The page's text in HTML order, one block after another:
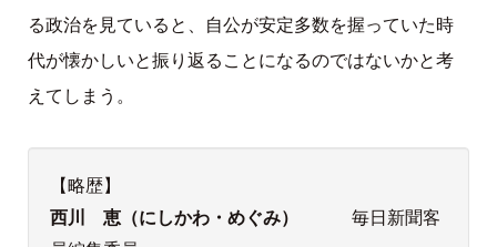
る政治を見ていると、自公が安定多数を握っていた時
代が懐かしいと振り返ることになるのではないかと考
えてしまう。
【略歴】
西川 恵（にしかわ・めぐみ）
毎日新聞客